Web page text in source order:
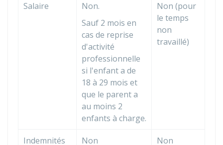
Salaire
Non.
Sauf 2 mois en
cas de reprise
d'activité
professionnelle
si l'enfant a de
18 à 29 mois et
que le parent a
au moins 2
enfants à charge.
Non (pour
le temps
non
travaillé)
Indemnités
Non Non